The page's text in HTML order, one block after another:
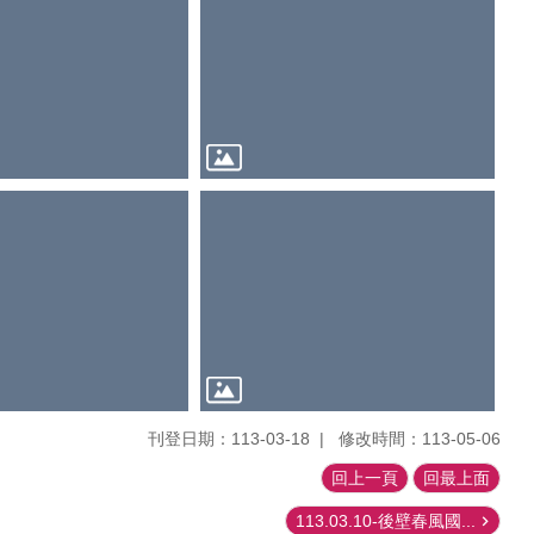
刊登日期：113-03-18 修改時間：113-05-06
回上一頁 回最上面
113.03.10-後壁春風國...